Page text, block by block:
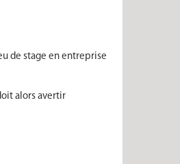
de stage en entreprise
alors avertir